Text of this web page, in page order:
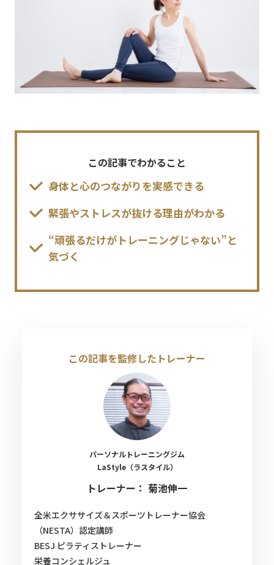
この記事でわかること
身体と心のつながりを実感できる
緊張やストレスが抜ける理由がわかる
“頑張るだけがトレーニングじゃない”と
気づく
この記事を監修したトレーナー
パーソナルトレーニングジム
LaStyle（ラスタイル）
トレーナー： 菊池伸一
全米エクササイズ＆スポーツトレーナー協会
（NESTA）認定講師
BESJ ピラティストレーナー
栄養コンシェルジュ